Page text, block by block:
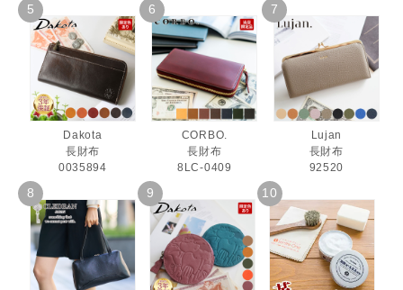
Dakota
長財布
0035894
CORBO.
長財布
8LC-0409
Lujan
長財布
92520